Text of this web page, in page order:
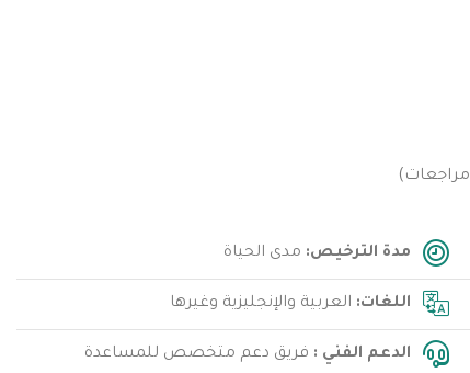
مراجعات)
مدة الترخيص: مدى الحياة
اللغات: العربية والإنجليزية وغيرها
الدعم الفني : فريق دعم متخصص للمساعدة